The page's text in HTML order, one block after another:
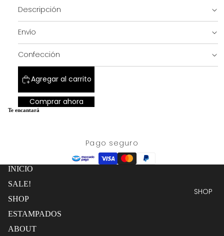
SHOP
pantalla
completa
completa
Descripción
Envío
Confección
Agregar al carrito
Comprar ahora
Te encantará
Pago seguro
INICIO
SALE!
SHOP
ESTAMPADOS
ABOUT